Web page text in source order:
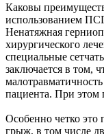
Каковы
использованием
Ненатяжная
хирургического
специальные
заключается в том,
пациента. При этом
Особенно четко это
грыж, в том числе